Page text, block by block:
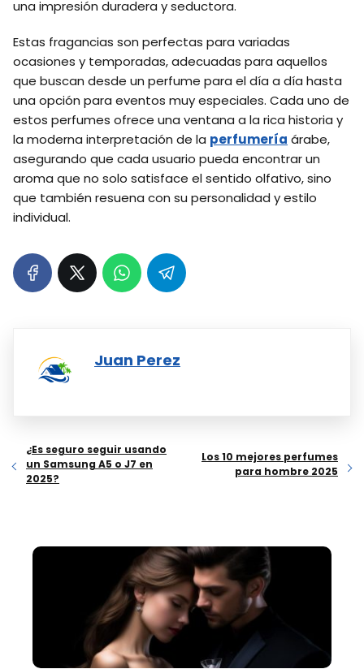
una impresión duradera y seductora.
Estas fragancias son perfectas para variadas
ocasiones y temporadas, adecuadas para aquellos
que buscan desde un perfume para el día a día hasta
una opción para eventos muy especiales. Cada uno de
estos perfumes ofrece una ventana a la rica historia y
la moderna interpretación de la perfumería árabe,
asegurando que cada usuario pueda encontrar un
aroma que no solo satisface el sentido olfativo, sino
que también resuena con su personalidad y estilo
individual.
Juan Perez
¿Es seguro seguir usando
un Samsung A5 o J7 en
2025?
Los 10 mejores perfumes
para hombre 2025